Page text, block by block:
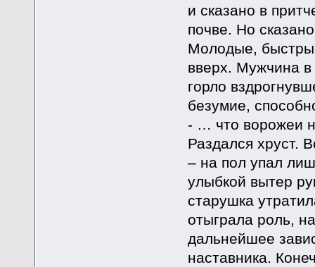
и сказано в
почве. Но
Молодые,
вверх. Мужчина в
горло
безумие,
- … что ворожеи
Раздался хруст.
– на пол упал
улыбкой вытер
старушка
отыграла роль,
дальнейшее
наставника.